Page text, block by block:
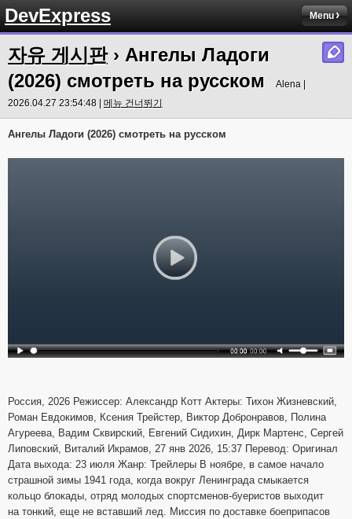
DevExpress Menu
자유 게시판› Ангелы Ладоги
(2026) смотреть на русском
Alena |
2026.04.27 23:54:48 | 메뉴 건너뛰기
Ангелы Ладоги (2026) смотреть на русском
Россия, 2026 Режиссер: Александр Котт Актеры: Тихон Жизневский,
Роман Евдокимов, Ксения Трейстер, Виктор Добронравов, Полина
Агуреева, Вадим Сквирский, Евгений Сидихин, Дирк Мартенс, Сергей
Липовский, Виталий Икрамов, 27 янв 2026, 15:37 Перевод: Оригинал
Дата выхода: 23 июля Жанр: Трейлеры В ноябре, в самое начало
страшной зимы 1941 года, когда вокруг Ленинграда смыкается
кольцо блокады, отряд молодых спортсменов-буеристов выходит
на тонкий, еще не вставший лед. Миссия по доставке боеприпасов